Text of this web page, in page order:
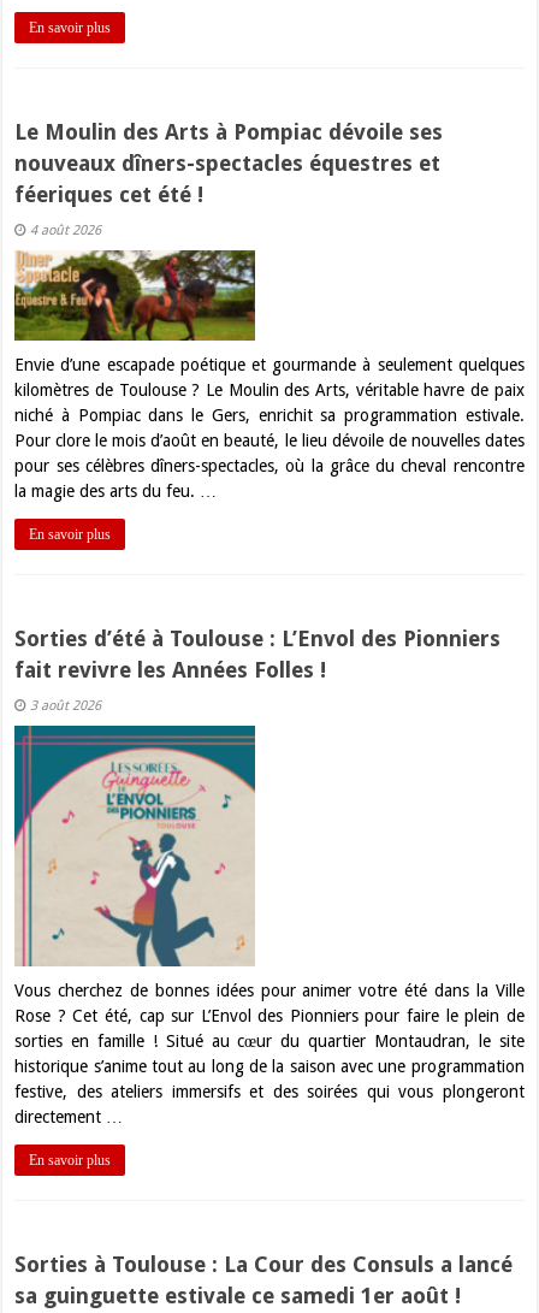
En savoir plus
Le Moulin des Arts à Pompiac dévoile ses
nouveaux dîners-spectacles équestres et
féeriques cet été !
4 août 2026
Envie d’une escapade poétique et gourmande à seulement quelques
kilomètres de Toulouse ? Le Moulin des Arts, véritable havre de paix
niché à Pompiac dans le Gers, enrichit sa programmation estivale.
Pour clore le mois d’août en beauté, le lieu dévoile de nouvelles dates
pour ses célèbres dîners-spectacles, où la grâce du cheval rencontre
la magie des arts du feu. …
En savoir plus
Sorties d’été à Toulouse : L’Envol des Pionniers
fait revivre les Années Folles !
3 août 2026
Vous cherchez de bonnes idées pour animer votre été dans la Ville
Rose ? Cet été, cap sur L’Envol des Pionniers pour faire le plein de
sorties en famille ! Situé au cœur du quartier Montaudran, le site
historique s’anime tout au long de la saison avec une programmation
festive, des ateliers immersifs et des soirées qui vous plongeront
directement …
En savoir plus
Sorties à Toulouse : La Cour des Consuls a lancé
sa guinguette estivale ce samedi 1er août !